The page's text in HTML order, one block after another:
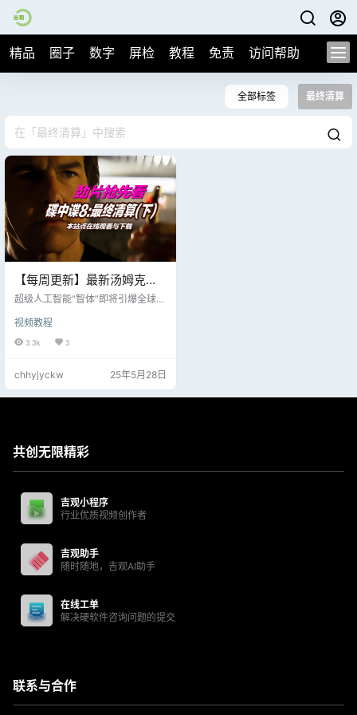
精品 圈子 数字 屏检 教程 免责 访问帮助
全部标签 最终清算
【每周更新】最新汤姆克鲁
斯《碟中谍8:最终清算(下)》
新最新出品大片
超级人工智能“智体”即将引爆全球核
伊森·亨特（汤姆·克鲁斯饰）和他的I
MF小队在上次行动中遭遇重创，团
“智体”，完成这一拯救全人类的终极
任务，仍需要IMF小队齐心协力突破
重重困难。他们不仅要面对全知全
怨； 备用微信…
视频教程
3.3k 3
chhyjyckw 25年5月28日
共创无限精彩
吉观小程序
行业优质视频创作者
吉观助手
随时随地，吉观AI助手
在线工单
解决硬软件咨询问题的提交
联系与合作